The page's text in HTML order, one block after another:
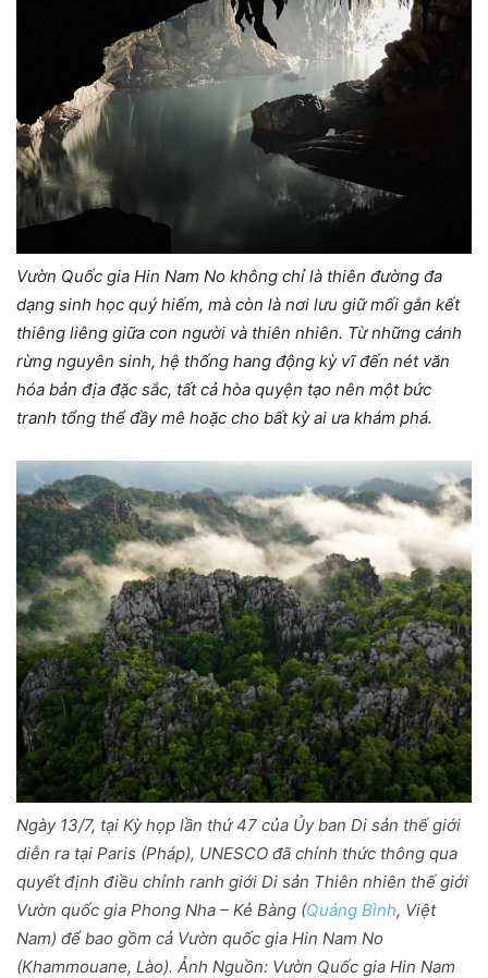
Vườn Quốc gia Hin Nam No không chỉ là thiên đường đa
dạng sinh học quý hiếm, mà còn là nơi lưu giữ mối gắn kết
thiêng liêng giữa con người và thiên nhiên. Từ những cánh
rừng nguyên sinh, hệ thống hang động kỳ vĩ đến nét văn
hóa bản địa đặc sắc, tất cả hòa quyện tạo nên một bức
tranh tổng thể đầy mê hoặc cho bất kỳ ai ưa khám phá.
Ngày 13/7, tại Kỳ họp lần thứ 47 của Ủy ban Di sản thế giới
diễn ra tại Paris (Pháp), UNESCO đã chính thức thông qua
quyết định điều chỉnh ranh giới Di sản Thiên nhiên thế giới
Vườn quốc gia Phong Nha – Kẻ Bàng (Quảng Bình, Việt
Nam) để bao gồm cả Vườn quốc gia Hin Nam No
(Khammouane, Lào). Ảnh Nguồn: Vườn Quốc gia Hin Nam